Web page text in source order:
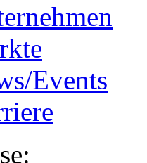
Events